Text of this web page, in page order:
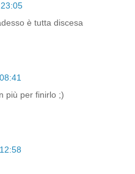
è tutta discesa
più per finirlo ;)